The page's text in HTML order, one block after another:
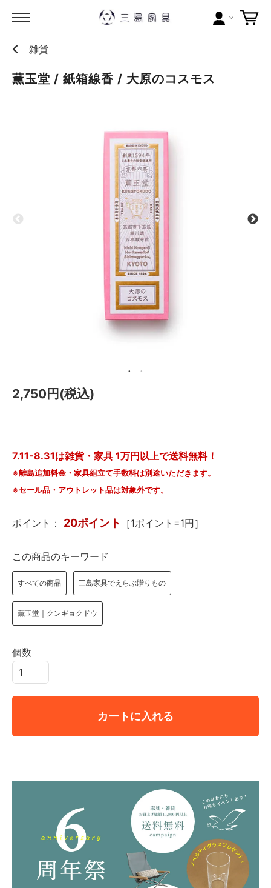
カテゴリー
ブランドから探す
雑貨
薫玉堂 / 紙箱線香 / 大原のコスモス
2,750円(税込)
7.11-8.31は雑貨・家具 1万円以上で送料無料！
※離島追加料金・家具組立て手数料は別途いただきます。
※セール品・アウトレット品は対象外です。
ポイント： 20ポイント ［1ポイント=1円］
この商品のキーワード
すべての商品 三島家具でえらぶ贈りもの
薫玉堂｜クンギョクドウ
個数
カートに入れる